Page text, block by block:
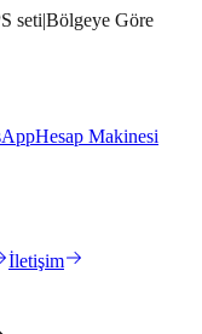
seti|Bölgeye Göre
Hesap Makinesi
İletişim